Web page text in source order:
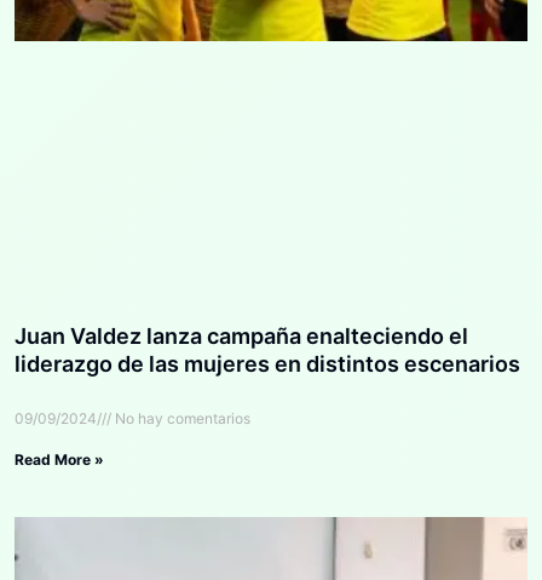
Juan Valdez lanza campaña enalteciendo el
liderazgo de las mujeres en distintos escenarios
09/09/2024 No hay comentarios
Read More »